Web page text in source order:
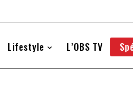
Lifestyle L’OBS TV